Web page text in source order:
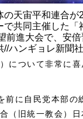
天宙平和連合
共同主催した「
前進大会で、安
//ハンギョレ新聞社
について非常に
に自民党本部の
（旧統一教会）日